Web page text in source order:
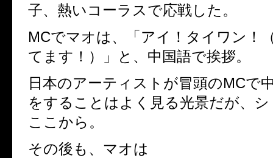
子、熱いコーラスで応戦した。
MCでマオは、「アイ！タイワン！
てます！）」と、中国語で挨拶。
日本のアーティストが冒頭のMCで
をすることはよく見る光景だが、
ここから。
その後も、マオは